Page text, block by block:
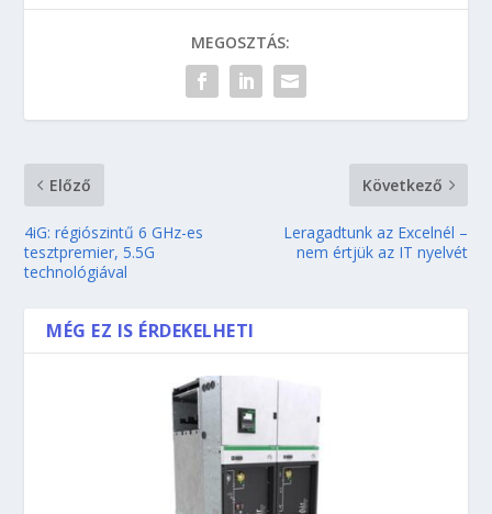
MEGOSZTÁS:
Előző
4iG: régiószintű 6 GHz-es
tesztpremier, 5.5G
technológiával
Következő
Leragadtunk az Excelnél –
nem értjük az IT nyelvét
MÉG EZ IS ÉRDEKELHETI